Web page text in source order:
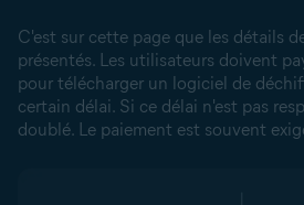
C'est sur cette page que les détails
présentés. Les utilisateurs doivent
pour télécharger un logiciel de
certain délai. Si ce délai n'est pas
doublé. Le paiement est souvent